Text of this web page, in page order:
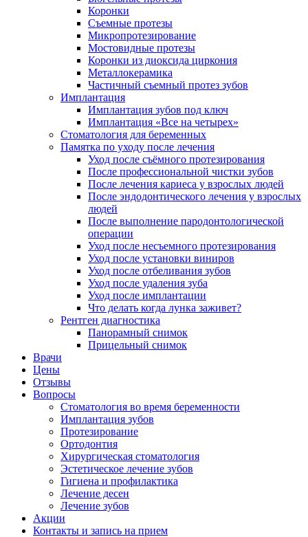
Коронки
Съемные протезы
Микропротезирование
Мостовидные протезы
Коронки из диоксида циркония
Металлокерамика
Частичный съемный протез зубов
Имплантация
Имплантация зубов под ключ
Имплантация «Все на четырех»
Стоматология для беременных
Памятка по уходу после лечения
Уход после съёмного протезирования
После профессиональной чистки зубов
После лечения кариеса у взрослых людей
После эндодонтического лечения у взрослых
людей
После выполнение пародонтологической
операции
Уход после несъемного протезирования
Уход после установки виниров
Уход после отбеливания зубов
Уход после удаления зуба
Уход после имплантации
Что делать когда лунка заживет?
Рентген диагностика
Панорамный снимок
Прицельный снимок
Врачи
Цены
Отзывы
Вопросы
Стоматология во время беременности
Имплантация зубов
Протезирование
Ортодонтия
Хирургическая стоматология
Эстетическое лечение зубов
Гигиена и профилактика
Лечение десен
Лечение зубов
Акции
Контакты и запись на прием